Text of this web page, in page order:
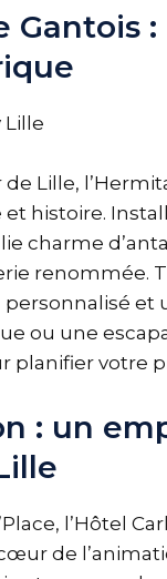
Gantois
Lille,
histoire.
charme
renommée.
et
ou une
planifier votre
: un
l’Hôtel
de